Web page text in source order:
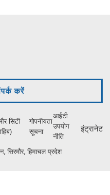
करें
सिटी
गोपनीयता
सूचना
आईटी
उपयोग
नीति
इंट्रानेट
हिमाचल प्रदेश